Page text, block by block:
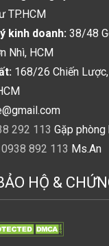
TP.HCM
kinh doanh: 38/48
Nhì, HCM
168/26 Chiến
292 113 Gặp phòng
0938 892 113 Ms.An
HỘ &